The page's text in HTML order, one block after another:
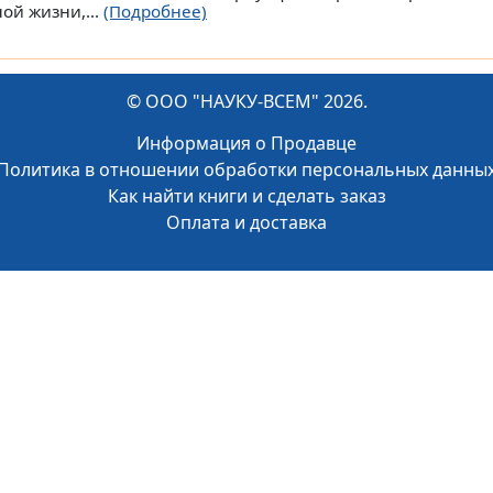
жизни,... (Подробнее)
© ООО "НАУКУ-ВСЕМ" 2026.
Информация о Продавце
в отношении обработки персональных
Как найти книги и сделать заказ
Оплата и доставка